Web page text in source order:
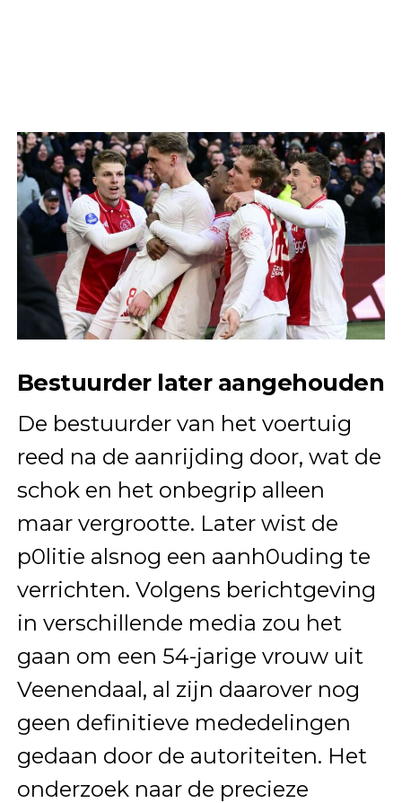
Bestuurder later aangehouden
De bestuurder van het voertuig
reed na de aanrijding door, wat de
schok en het onbegrip alleen
maar vergrootte. Later wist de
p0litie alsnog een aanh0uding te
verrichten. Volgens berichtgeving
in verschillende media zou het
gaan om een 54-jarige vrouw uit
Veenendaal, al zijn daarover nog
geen definitieve mededelingen
gedaan door de autoriteiten. Het
onderzoek naar de precieze